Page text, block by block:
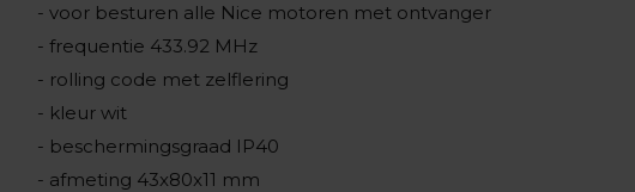
- voor besturen alle Nice motoren met ontvanger
- frequentie 433.92 MHz
- rolling code met zelflering
- kleur wit
- beschermingsgraad IP40
- afmeting 43x80x11 mm